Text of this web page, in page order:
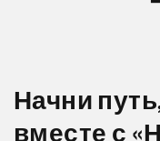
Начни
вместе с